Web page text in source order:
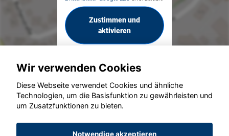
Zustimmen und
aktivieren
© konjunkturmotor.de GmbH 2020 - 2026
Wir verwenden Cookies
Diese Webseite verwendet Cookies und ähnliche
Technologien, um die Basisfunktion zu gewährleisten und
um Zusatzfunktionen zu bieten.
Notwendige akzeptieren